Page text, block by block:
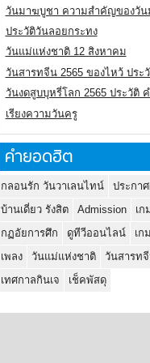
วันมาฆบูชา ความสำคัญของวั
ประวัติวันลอยกระทง
วันแม่แห่งชาติ 12 สิงหาคม
วันสารทจีน 2565 ของไหว้ ปร
วันงดสูบบุหรี่โลก 2565 ประวัติ
เรียงความวันครู
คำยอดฮิต
กลอนรัก วันวาเลนไทน์
ประกา
บ้านเดี่ยว รังสิต
Admission
เก
กฏอัยการศึก
ดูทีวีออนไลน์ เก
เพลง
วันแม่แห่งชาติ
วันสารท
เทศกาลกินเจ
เช็คพัสดุ